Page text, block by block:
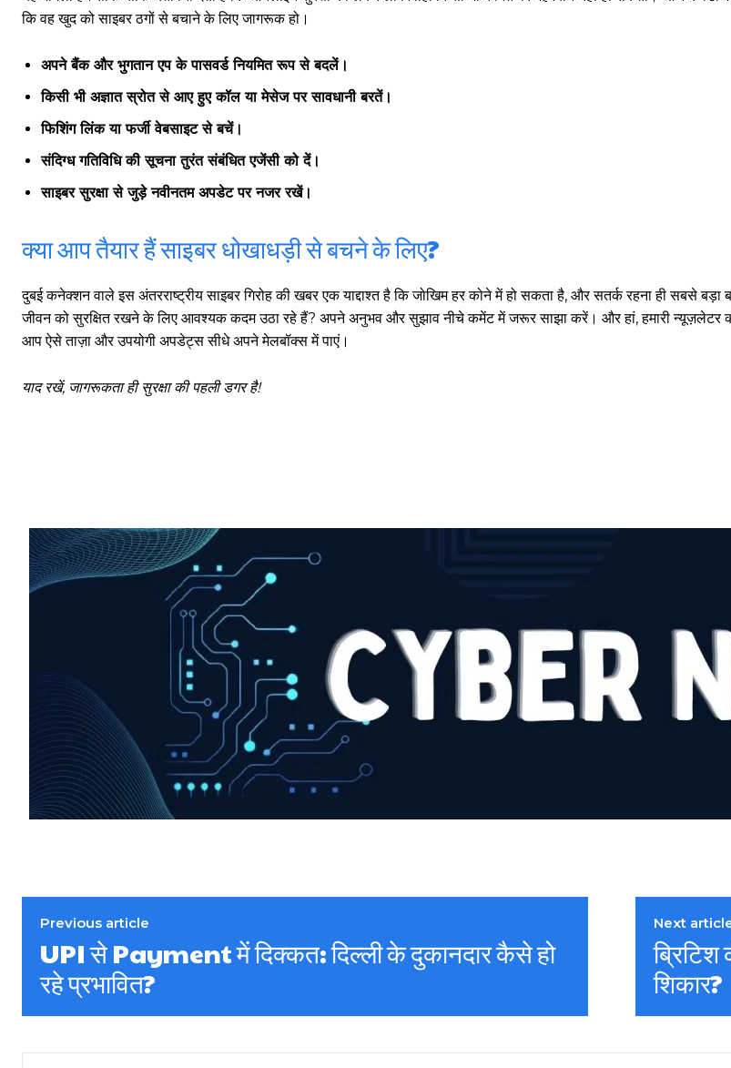
इन लोगों ने लालच में आकर बैंक खाते खोलकर साइबर ठगों को उपलब्ध कराए
हर खाते के बदले मिलते थे 20 से 25 हजार
साइबर धोखाधड़ी बैंकिंग में
कि वह खुद को साइबर ठगों से बचाने के लिए जागरूक हो।
अपने बैंक और भुगतान एप के पासवर्ड नियमित रूप से बदलें।
किसी भी अज्ञात स्रोत से आए हुए कॉल या मेसेज पर सावधानी बरतें।
फिशिंग लिंक या फर्जी वेबसाइट से बचें।
संदिग्ध गतिविधि की सूचना तुरंत संबंधित एजेंसी को दें।
साइबर सुरक्षा से जुड़े नवीनतम अपडेट पर नजर रखें।
क्या आप तैयार हैं साइबर धोखाधड़ी से बचने के लिए?
दुबई कनेक्शन वाले इस अंतरराष्ट्रीय साइबर गिरोह की खबर एक याद्दाश्त है कि जोखिम हर कोने में हो सकता है, और सतर्क रहना ही सबसे
जीवन को सुरक्षित रखने के लिए आवश्यक कदम उठा रहे हैं? अपने अनुभव और सुझाव नीचे कमेंट में जरूर साझा करें। और हां, हमारी न्यूज़लेटर
आप ऐसे ताज़ा और उपयोगी अपडेट्स सीधे अपने मेलबॉक्स में पाएं।
याद रखें, जागरूकता ही सुरक्षा की पहली डगर है!
Previous article
UPI से Payment में दिक्कत: दिल्ली के दुकानदार कैसे हो
रहे प्रभावित?
Next
शिकार?